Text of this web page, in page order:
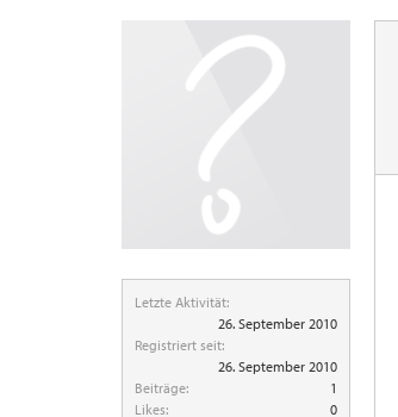
Letzte Aktivität:
26. September 2010
Registriert seit:
26. September 2010
Beiträge:
1
Likes:
0